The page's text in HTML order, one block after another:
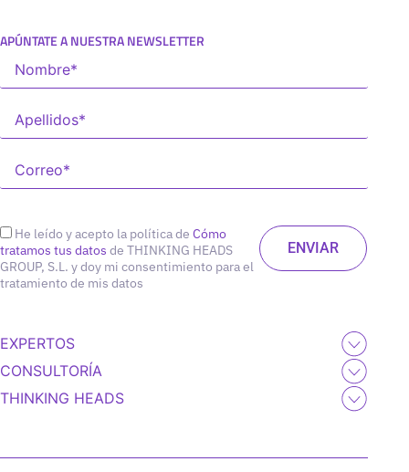
APÚNTATE A NUESTRA NEWSLETTER
He leído y acepto la política de Cómo
tratamos tus datos de THINKING HEADS
GROUP, S.L. y doy mi consentimiento para el
tratamiento de mis datos
EXPERTOS
CONSULTORÍA
THINKING HEADS